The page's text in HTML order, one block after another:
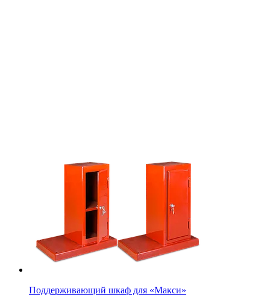
Поддерживающий шкаф для «Макси»